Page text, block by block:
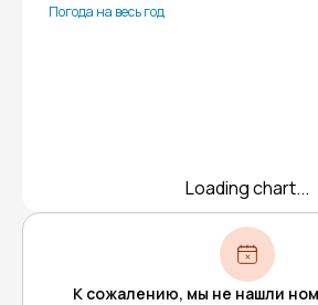
Погода на весь год
Loading chart...
К сожалению, мы не нашли